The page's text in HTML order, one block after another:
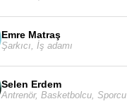
Emre Matraş
Şarkıcı İş adamı
Selen Erdem
Antrenör, Basketbolcu, Sporcu